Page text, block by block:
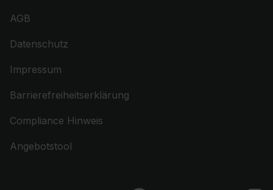
AGB
Datenschutz
Impressum
Barrierefreiheitserklärung
Compliance Hinweis
Angebotstool